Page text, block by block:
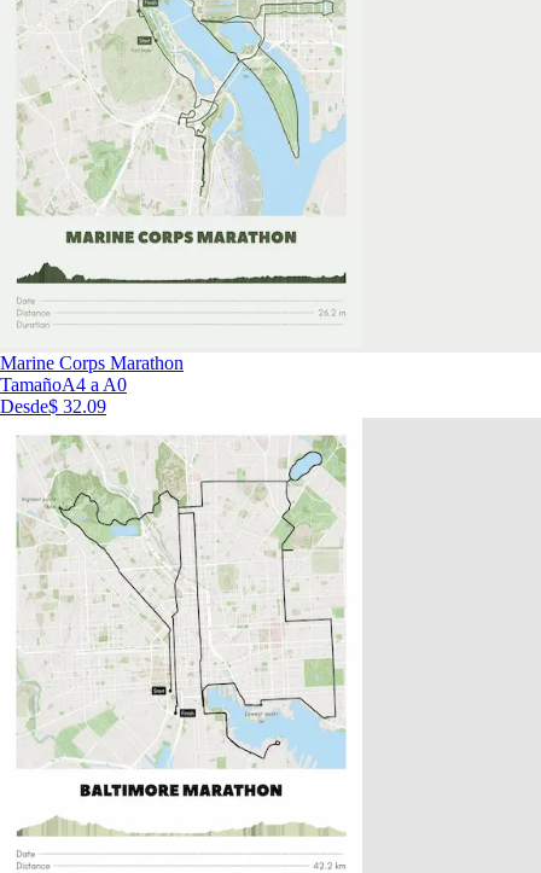
Marine Corps Marathon
TamañoA4 a A0
Desde$ 32.09